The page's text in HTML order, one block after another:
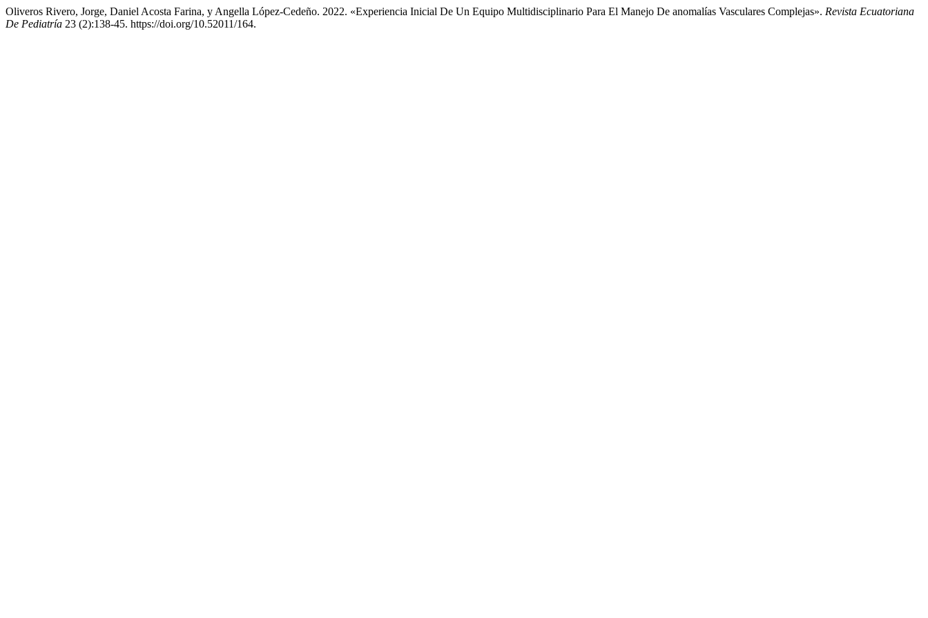
Oliveros Rivero, Jorge, Daniel Acosta Farina, y Angella López-Cedeño. 2022. «Experiencia Inicial De Un Equipo Multidisciplinario Para El Manejo De anomalías Vasculares Complejas». Revista Ecuatoriana
De Pediatría 23 (2):138-45. https://doi.org/10.52011/164.